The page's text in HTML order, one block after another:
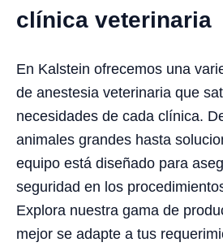
clínica veterinaria
En Kalstein ofrecemos una
de anestesia veterinaria que
necesidades de cada clínica.
animales grandes hasta
equipo está diseñado para
seguridad en los
Explora nuestra gama de
mejor se adapte a tus